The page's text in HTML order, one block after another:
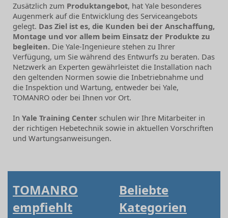
Zusätzlich zum Produktangebot, hat Yale besonderes
Augenmerk auf die Entwicklung des Serviceangebots
gelegt. Das Ziel ist es, die Kunden bei der Anschaffung,
Montage und vor allem beim Einsatz der Produkte zu
begleiten. Die Yale-Ingenieure stehen zu Ihrer
Verfügung, um Sie während des Entwurfs zu beraten. Das
Netzwerk an Experten gewährleistet die Installation nach
den geltenden Normen sowie die Inbetriebnahme und
die Inspektion und Wartung, entweder bei Yale,
TOMANRO oder bei Ihnen vor Ort.
In Yale Training Center schulen wir Ihre Mitarbeiter in
der richtigen Hebetechnik sowie in aktuellen Vorschriften
und Wartungsanweisungen.
TOMANRO
empfiehlt
Beliebte
Kategorien